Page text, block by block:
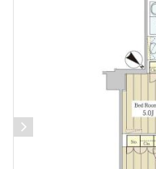
駅から徒歩